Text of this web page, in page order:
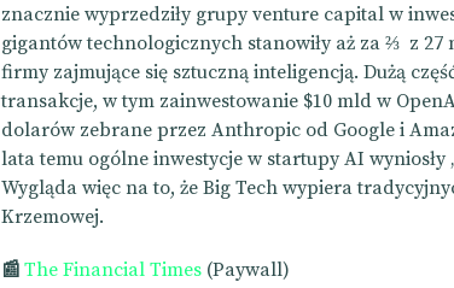
znacznie wyprzedziły grupy venture capital w
gigantów technologicznych stanowiły aż za ⅔ z
firmy zajmujące się sztuczną inteligencją. Dużą
transakcje, w tym zainwestowanie $10 mld w
dolarów zebrane przez Anthropic od Google i
lata temu ogólne inwestycje w startupy AI wyniosły
Wygląda więc na to, że Big Tech wypiera
Krzemowej.
📰 The Financial Times (Paywall)